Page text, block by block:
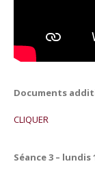
Documents
CLIQUER
Séance 3 –